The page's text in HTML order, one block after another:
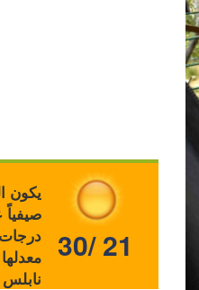
يكون
صيفياً
نابلس بين 30
30/ 21